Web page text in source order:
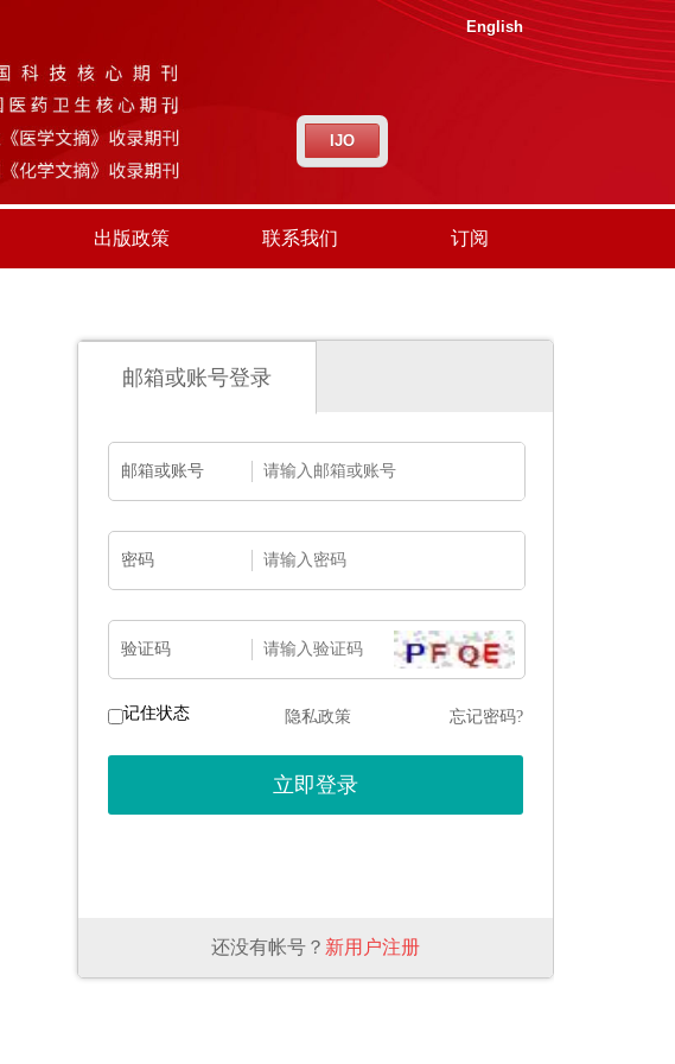
English
IJO
出版政策 联系我们 订阅
邮箱或账号登录
邮箱或账号
密码
验证码
记住状态 隐私政策 忘记密码?
还没有帐号？ 新用户注册